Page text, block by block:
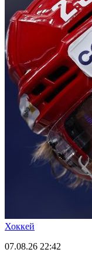
Хоккей
07.08.26 22:42